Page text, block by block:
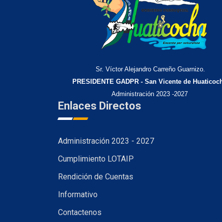
Sr. Víctor Alejandro Carreño Guarnizo.
PRESIDENTE GADPR - San Vicente de
Administración 2023 -2027
Enlaces Directos
Administración 2023 - 2027
Cumplimiento LOTAIP
Rendición de Cuentas
Informativo
Contactenos